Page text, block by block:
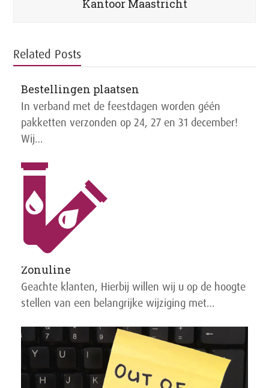
Kantoor Maastricht
Related Posts
Bestellingen plaatsen
In verband met de feestdagen worden géén
pakketten verzonden op 24, 27 en 31 december!
Wij…
Zonuline
Geachte klanten, Hierbij willen wij u op de hoogte
stellen van een belangrijke wijziging met…